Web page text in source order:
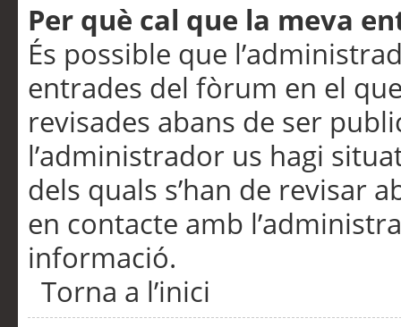
Per què cal que la meva
És possible que
entrades del fòrum en el
revisades abans de ser
l’administrador us hagi
dels quals s’han de revisar
en contacte amb
informació.
Torna a l’inici